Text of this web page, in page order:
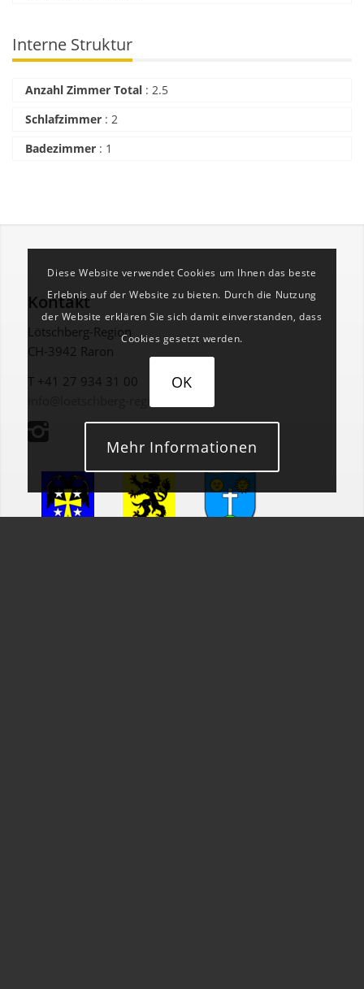
Interne Struktur
Anzahl Zimmer Total : 2.5
Schlafzimmer : 2
Badezimmer : 1
Kontakt
Lötschberg-Region
CH-3942 Raron
T +41 27 934 31 00
Diese Website verwendet Cookies um Ihnen das beste
Erlebnis auf der Website zu bieten. Durch die Nutzung
der Website erklären Sie sich damit einverstanden, dass
Cookies gesetzt werden.
OK
Mehr Informationen